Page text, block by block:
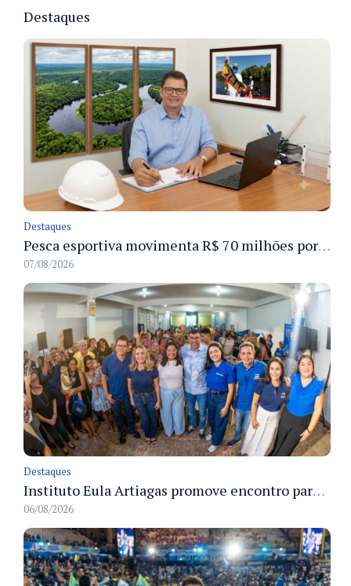
Destaques
Destaques
Pesca esportiva movimenta R$ 70 milhões por ano e ganha espaço na economia sustentável do Amazonas
07/08/2026
Destaques
Instituto Eula Artiagas promove encontro para discutir melhorias para o bairro Petrópolis
06/08/2026